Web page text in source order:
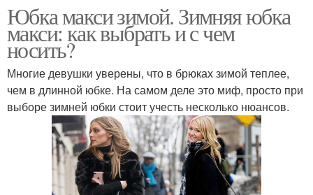
Юбка макси зимой. Зимняя юбка
макси: как выбрать и с чем
носить?
Многие девушки уверены, что в брюках зимой теплее,
чем в длинной юбке. На самом деле это миф, просто при
выборе зимней юбки стоит учесть несколько нюансов.